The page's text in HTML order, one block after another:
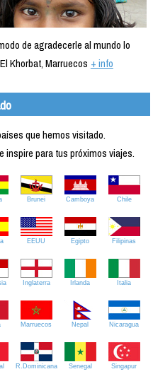
de agradecerle al mundo lo
Khorbat, Marruecos + info
que hemos visitado.
inspire para tus próximos viajes.
Brunei Camboya Chile
EEUU Egipto Filipinas
Inglaterra Irlanda Italia
Marruecos Nepal Nicaragua
R.Dominicana Senegal Singapur